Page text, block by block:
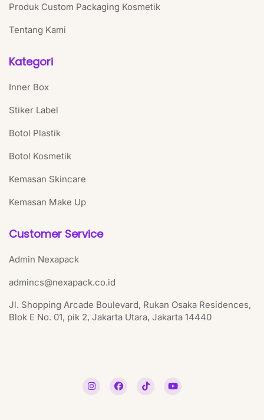
Produk Custom Packaging Kosmetik
Tentang Kami
Kategori
Inner Box
Stiker Label
Botol Plastik
Botol Kosmetik
Kemasan Skincare
Kemasan Make Up
Customer Service
Admin Nexapack
admincs@nexapack.co.id
Jl. Shopping Arcade Boulevard, Rukan Osaka Residences,
Blok E No. 01, pik 2, Jakarta Utara, Jakarta 14440